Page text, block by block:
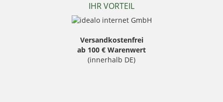
IHR VORTEIL
Versandkostenfrei
ab 100 € Warenwert
(innerhalb DE)